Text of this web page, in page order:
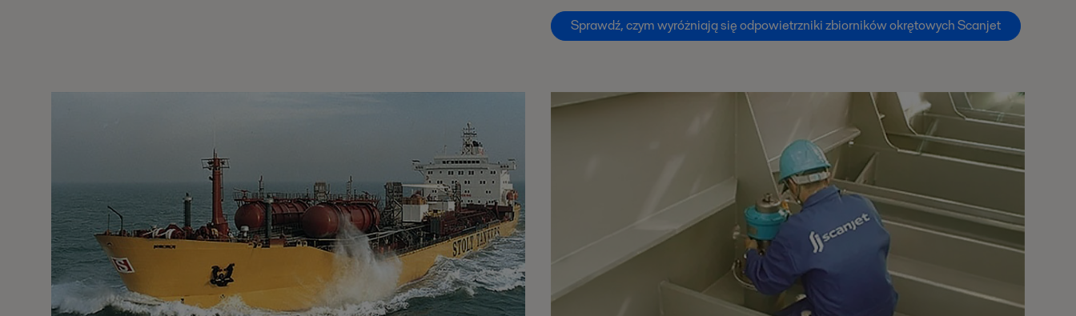
Sprawdź, czym wyróżniają się odpowietrzniki zbiorników okrętowych Scanjet